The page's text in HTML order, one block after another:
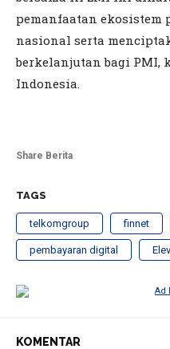
pemanfaatan ekosistem
nasional serta
berkelanjutan bagi PMI,
Indonesia.
Share Berita
TAGS
telkomgroup finnet
pembayaran digital
KOMENTAR